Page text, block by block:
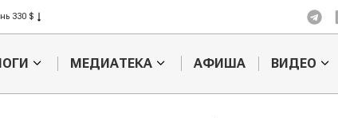
330 $
301 $
423 $
МЕДИАТЕКА АФИША ВИДЕО